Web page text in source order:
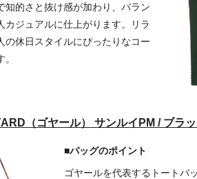
知的さと抜け感が加わり、バラン
カジュアルに仕上がります。リラ
の休日スタイルにぴったりなコー
（ゴヤール） サンルイPM / ブラッ
■バッグのポイント
ゴヤールを代表するトートバ